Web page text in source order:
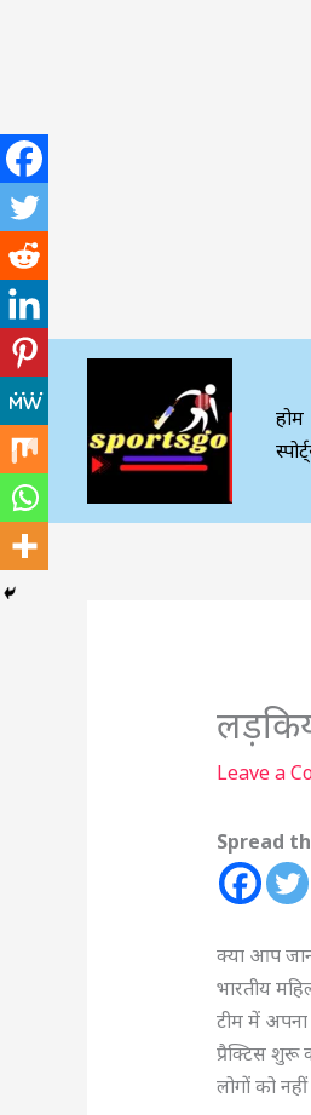
होम
Leave a
Spread
क्या आप
भारतीय
टीम में अपना
प्रैक्टिस शुरू
लोगों को